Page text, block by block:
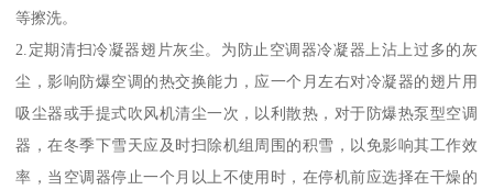
等擦洗。
2.定期清扫冷凝器翅片灰尘。为防止空调器冷凝器上沾上过多的灰
尘，影响防爆空调的热交换能力，应一个月左右对冷凝器的翅片用
吸尘器或手提式吹风机清尘一次，以利散热，对于防爆热泵型空调
器，在冬季下雪天应及时扫除机组周围的积雪，以免影响其工作效
率，当空调器停止一个月以上不使用时，在停机前应选择在干燥的